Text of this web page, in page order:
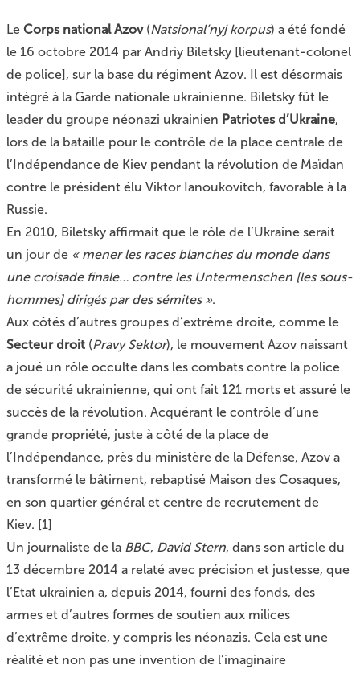
Le Corps national Azov(Natsional’nyj korpus) a été fondé
le 16 octobre 2014 par Andriy Biletsky [lieutenant-colonel
de police], sur la base du régiment Azov. Il est désormais
intégré à la Garde nationale ukrainienne. Biletsky fût le
leader du groupe néonazi ukrainien Patriotes d’Ukraine,
lors de la bataille pour le contrôle de la place centrale de
l’Indépendance de Kiev pendant la révolution de Maïdan
contre le président élu Viktor Ianoukovitch, favorable à la
Russie.
En 2010, Biletsky affirmait que le rôle de l’Ukraine serait
un jour de « mener les races blanches du monde dans
une croisade finale… contre les Untermenschen [les sous-
hommes] dirigés par des sémites ».
Aux côtés d’autres groupes d’extrême droite, comme le
Secteur droit (Pravy Sektor), le mouvement Azov naissant
a joué un rôle occulte dans les combats contre la police
de sécurité ukrainienne, qui ont fait 121 morts et assuré le
succès de la révolution. Acquérant le contrôle d’une
grande propriété, juste à côté de la place de
l’Indépendance, près du ministère de la Défense, Azov a
transformé le bâtiment, rebaptisé Maison des Cosaques,
en son quartier général et centre de recrutement de
Kiev. [1]
Un journaliste de la BBC, David Stern, dans son article du
13 décembre 2014 a relaté avec précision et justesse, que
l’Etat ukrainien a, depuis 2014, fourni des fonds, des
armes et d’autres formes de soutien aux milices
d’extrême droite, y compris les néonazis. Cela est une
réalité et non pas une invention de l’imaginaire